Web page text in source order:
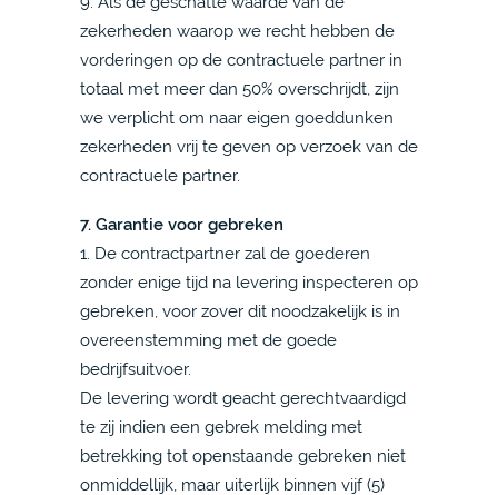
zekerheden waarop we recht hebben de
vorderingen op de contractuele partner in
totaal met meer dan 50% overschrijdt, zijn
we verplicht om naar eigen goeddunken
zekerheden vrij te geven op verzoek van de
contractuele partner.
7. Garantie voor gebreken
1. De contractpartner zal de goederen
zonder enige tijd na levering inspecteren op
gebreken, voor zover dit noodzakelijk is in
overeenstemming met de goede
bedrijfsuitvoer.
De levering wordt geacht gerechtvaardigd
te zij indien een gebrek melding met
betrekking tot openstaande gebreken niet
onmiddellijk, maar uiterlijk binnen vijf (5)